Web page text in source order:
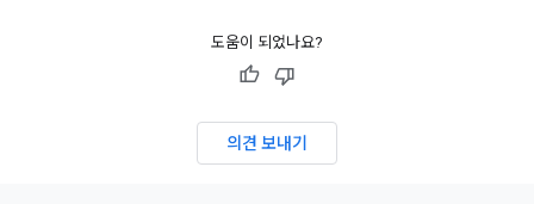
도움이 되었나요?
의견 보내기